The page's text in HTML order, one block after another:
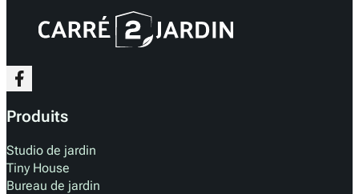
Produits
Studio de jardin
Tiny House
Bureau de jardin